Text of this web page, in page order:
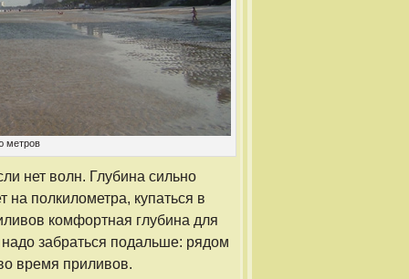
метров
нет волн. Глубина сильно
на полкилометра, купаться в
комфортная глубина для
забраться подальше: рядом
время приливов.